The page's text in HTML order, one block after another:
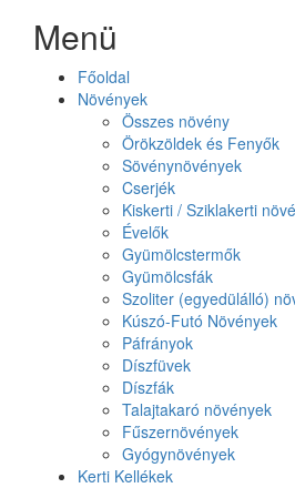
Menü
Főoldal
Növények
Összes növény
Örökzöldek és Fenyők
Sövénynövények
Cserjék
Kiskerti / Sziklakerti
Évelők
Gyümölcstermők
Gyümölcsfák
Szoliter (egyedülálló)
Kúszó-Futó Növények
Páfrányok
Díszfüvek
Díszfák
Talajtakaró növények
Fűszernövények
Gyógynövények
Kerti Kellékek